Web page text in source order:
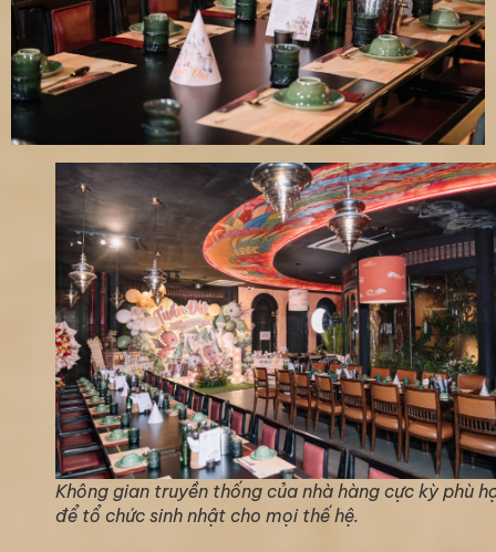
Không gian truyền thống của nhà hàng cực kỳ phù
để tổ chức sinh nhật cho mọi thế hệ.